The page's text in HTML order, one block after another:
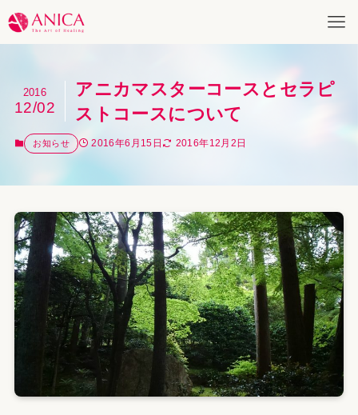
アニカマスターコースとセラピ
ストコースについて
2016
12/02
お知らせ 2016年6月15日 2016年12月2日